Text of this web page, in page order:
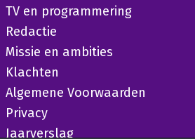
TV en programmering
Redactie
Missie en ambities
Klachten
Algemene Voorwaarden
Privacy
Jaarverslag